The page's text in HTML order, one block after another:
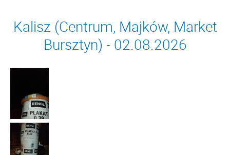
Kalisz (Centrum, Majków, Market
Bursztyn) - 02.08.2026